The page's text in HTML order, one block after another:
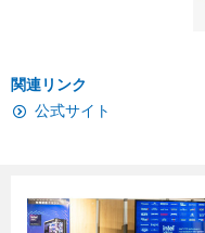
関連リンク
公式サイト